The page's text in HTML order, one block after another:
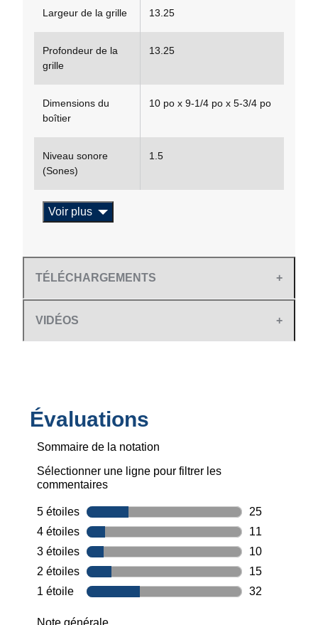
Largeur de la grille 13.25
Profondeur de la
grille
13.25
Dimensions du
boîtier
10 po x 9-1/4 po x 5-3/4 po
Niveau sonore
(Sones)
1.5
Voir plus
TÉLÉCHARGEMENTS
VIDÉOS